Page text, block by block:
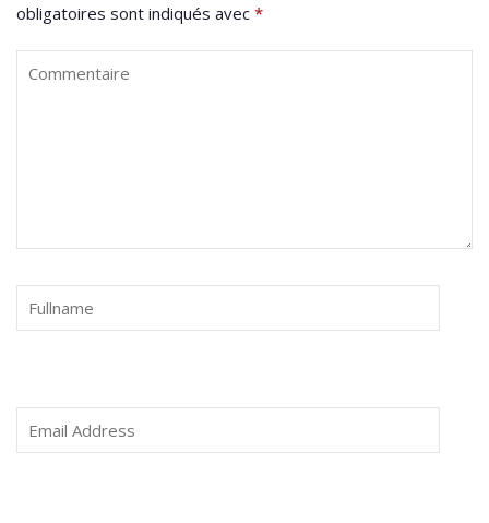
obligatoires sont indiqués avec *